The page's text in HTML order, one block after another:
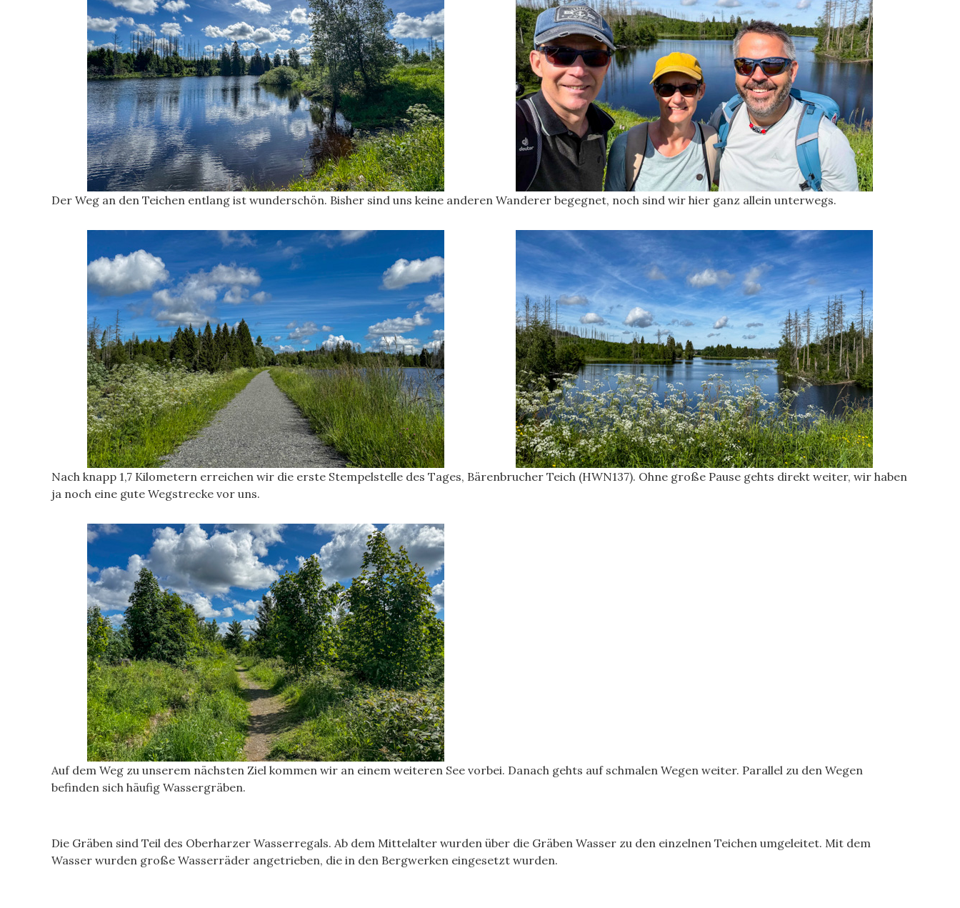
Der Weg an den Teichen entlang ist wunderschön. Bisher sind uns keine anderen Wanderer begegnet, noch sind wir hier ganz allein unterwegs.
Nach knapp 1,7 Kilometern erreichen wir die erste Stempelstelle des Tages, Bärenbrucher Teich (HWN137). Ohne große Pause gehts direkt weiter, wir haben
ja noch eine gute Wegstrecke vor uns.
Auf dem Weg zu unserem nächsten Ziel kommen wir an einem weiteren See vorbei. Danach gehts auf schmalen Wegen weiter. Parallel zu den Wegen
befinden sich häufig Wassergräben.
Die Gräben sind Teil des Oberharzer Wasserregals. Ab dem Mittelalter wurden über die Gräben Wasser zu den einzelnen Teichen umgeleitet. Mit dem
Wasser wurden große Wasserräder angetrieben, die in den Bergwerken eingesetzt wurden.